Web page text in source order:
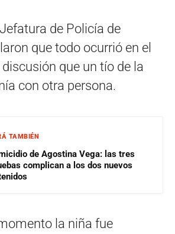
de Policía de
que todo ocurrió en el
que un tío de la
con otra persona.
TAMBIÉN
de Agostina Vega: las tres
complican a los dos nuevos
la niña fue